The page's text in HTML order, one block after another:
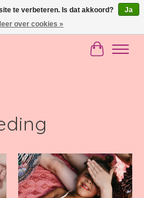
te verbeteren. Is dat akkoord?
Ja
over cookies »